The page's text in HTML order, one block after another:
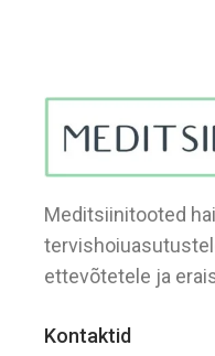
Meditsiinitooted
ettevõtetele ja
Kontaktid